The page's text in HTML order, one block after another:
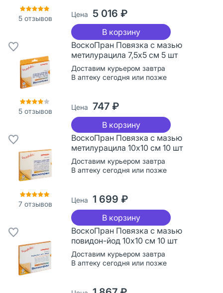
5 отзывов Цена 5 016 ₽
В корзину
5 отзывов
ВоскоПран Повязка с мазью
метилурацила 7,5х5 см 5 шт
Доставим курьером завтра
В аптеку сегодня или позже
Цена 747 ₽
В корзину
7 отзывов
ВоскоПран Повязка с мазью
метилурацила 10х10 см 10 шт
Доставим курьером завтра
В аптеку сегодня или позже
Цена 1 699 ₽
В корзину
ВоскоПран Повязка с мазью
повидон-йод 10х10 см 10 шт
Доставим курьером завтра
В аптеку сегодня или позже